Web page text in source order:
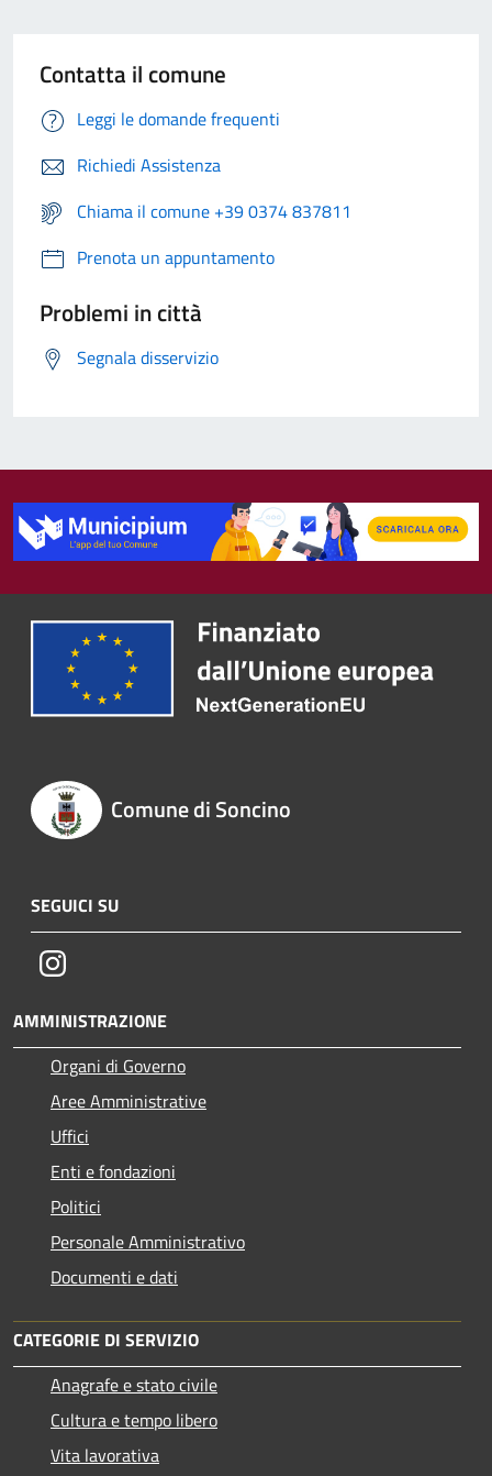
Contatta il comune
Leggi le domande frequenti
Richiedi Assistenza
Chiama il comune +39 0374 837811
Prenota un appuntamento
Problemi in città
Segnala disservizio
Comune di Soncino
SEGUICI SU
Instagram
AMMINISTRAZIONE
Organi di Governo
Aree Amministrative
Uffici
Enti e fondazioni
Politici
Personale Amministrativo
Documenti e dati
CATEGORIE DI SERVIZIO
Anagrafe e stato civile
Cultura e tempo libero
Vita lavorativa